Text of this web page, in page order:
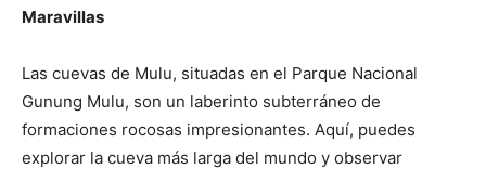
Maravillas
Las cuevas de Mulu, situadas en el Parque Nacional
Gunung Mulu, son un laberinto subterráneo de
formaciones rocosas impresionantes. Aquí, puedes
explorar la cueva más larga del mundo y observar